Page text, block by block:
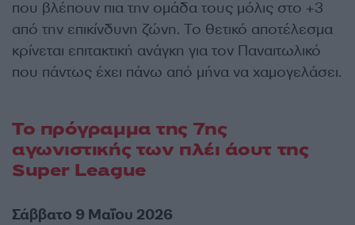
που βλέπουν πια την ομάδα τους μόλις στο +3
από την επικίνδυνη ζώνη. Το θετικό αποτέλεσμα
κρίνεται επιτακτική ανάγκη για τον Παναιτωλικό
που πάντως έχει πάνω από μήνα να χαμογελάσει.
Το πρόγραμμα της 7ης
αγωνιστικής των πλέι άουτ της
Super League
Σάββατο 9 Μαΐου 2026